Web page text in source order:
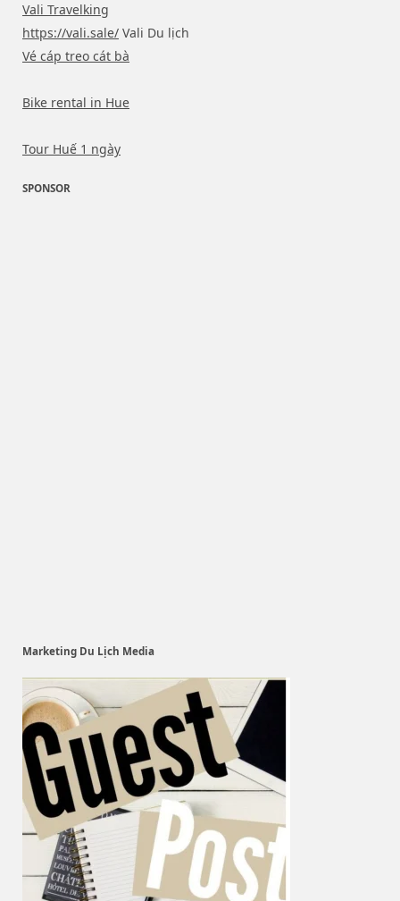
Vali Travelking
https://vali.sale/ Vali Du lịch
Vé cáp treo cát bà
Bike rental in Hue
Tour Huế 1 ngày
SPONSOR
Marketing Du Lịch Media